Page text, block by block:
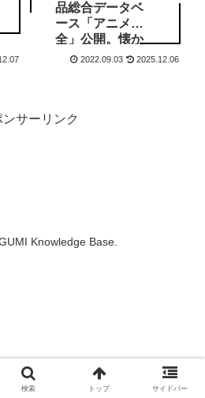
品総合データベ
ース「アニメ大
全」公開。懐か
しい2022.09.03 2025.12.06
ンサーリンク
Knowledge Base.
検索 トップ サイドバー